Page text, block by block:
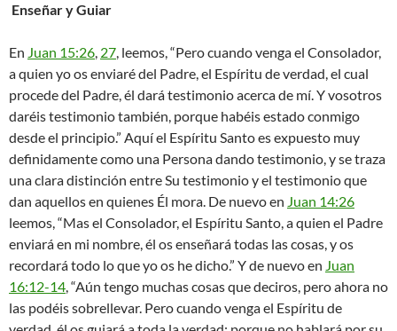
Enseñar y Guiar
En Juan 15:26, 27, leemos, “Pero cuando venga el Consolador,
a quien yo os enviaré del Padre, el Espíritu de verdad, el cual
procede del Padre, él dará testimonio acerca de mí. Y vosotros
daréis testimonio también, porque habéis estado conmigo
desde el principio.” Aquí el Espíritu Santo es expuesto muy
definidamente como una Persona dando testimonio, y se traza
una clara distinción entre Su testimonio y el testimonio que
dan aquellos en quienes Él mora. De nuevo en Juan 14:26
leemos, “Mas el Consolador, el Espíritu Santo, a quien el Padre
enviará en mi nombre, él os enseñará todas las cosas, y os
recordará todo lo que yo os he dicho.” Y de nuevo en Juan
16:12-14, “Aún tengo muchas cosas que deciros, pero ahora no
las podéis sobrellevar. Pero cuando venga el Espíritu de